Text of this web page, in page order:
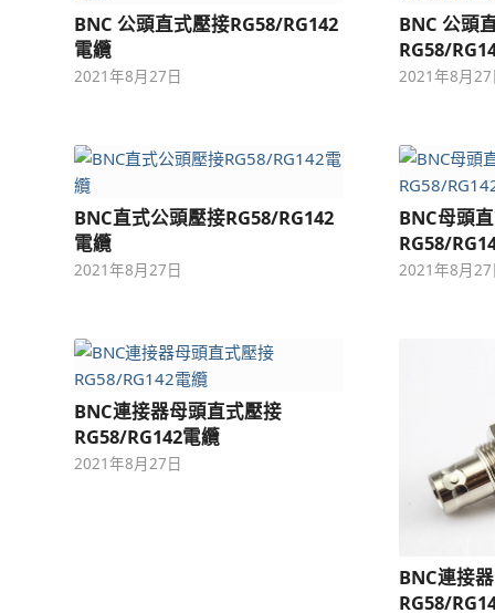
BNC 公頭直式壓接RG58/RG142
電纜
2021年8月27日
BNC 公頭
RG58/
2021年8月27
BNC直式公頭壓接RG58/RG142
電纜
2021年8月27日
BNC母頭
RG58/
2021年8月27
BNC連接器母頭直式壓接
RG58/RG142電纜
2021年8月27日
BNC連接
RG58/